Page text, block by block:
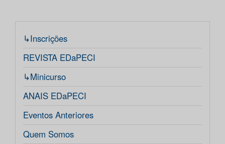
↳Inscrições
REVISTA EDaPECI
↳Minicurso
ANAIS EDaPECI
Eventos Anteriores
Quem Somos